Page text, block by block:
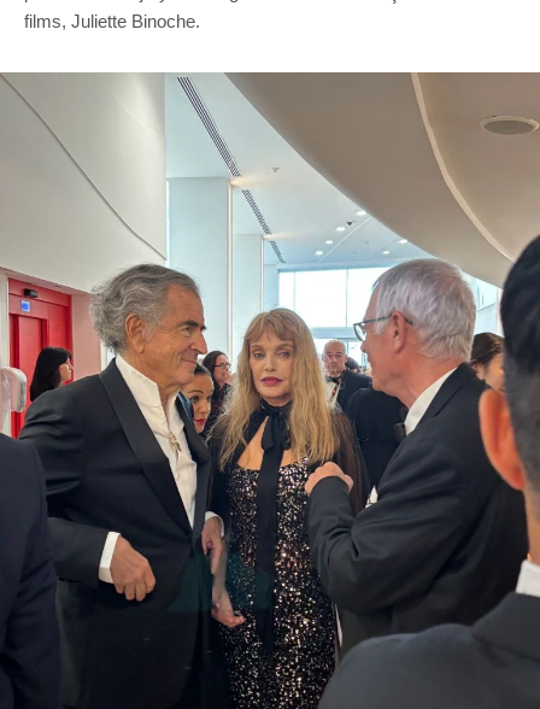
films, Juliette Binoche.